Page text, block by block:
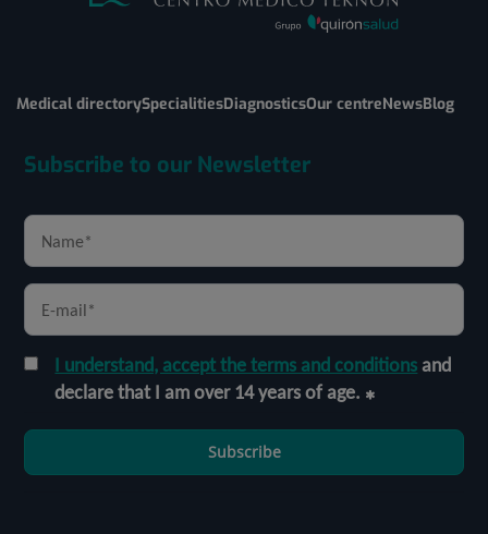
Medical directorySpecialitiesDiagnosticsOur centreNewsBlog
Subscribe to our Newsletter
I understand, accept the terms and conditionsand
declare that I am over 14 years of age.
Subscribe